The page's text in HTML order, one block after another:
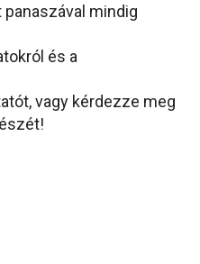
mindig
és a
vagy kérdezze meg